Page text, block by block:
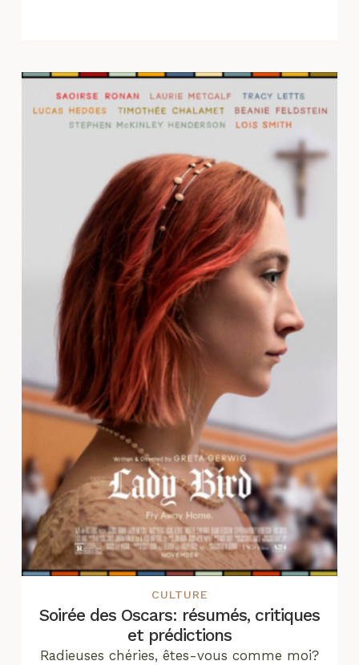
CULTURE
Soirée des Oscars: résumés, critiques
et prédictions
Radieuses chéries, êtes-vous comme moi?